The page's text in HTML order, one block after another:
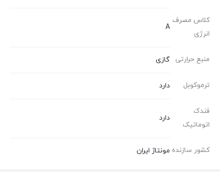
کلاس مصرف
انرژی
A
منبع حرارتی گازی
ترموکوبل دارد
فندک
اتوماتیک
دارد
کشور سازنده مونتاژ ایران